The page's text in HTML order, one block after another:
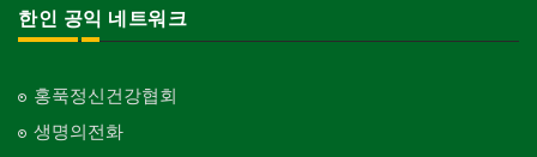
한인 공익 네트워크
홍푹정신건강협회
생명의전화